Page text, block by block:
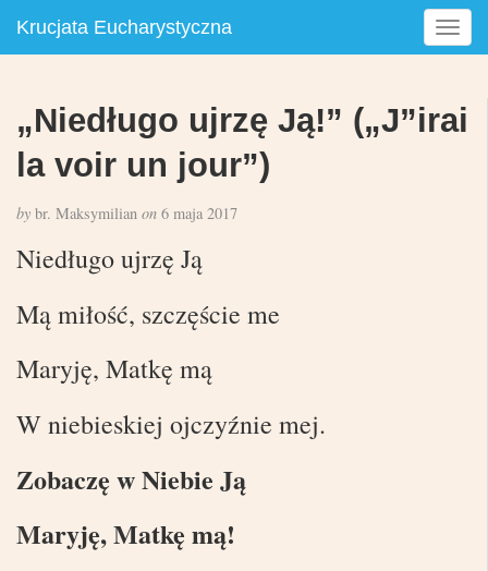
Krucjata Eucharystyczna
T
o
l
„Niedługo ujrzę Ją!” („J”irai
la voir un jour”)
by br. Maksymilian on 6 maja 2017
Niedługo ujrzę Ją
Mą miłość, szczęście me
Maryję, Matkę mą
W niebieskiej ojczyźnie mej.
Zobaczę w Niebie Ją
Maryję, Matkę mą!